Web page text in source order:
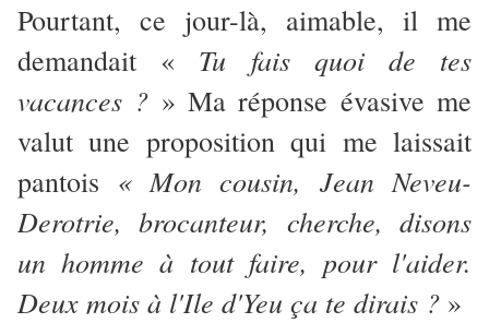
Pourtant, ce jour-là, aimable, il me
demandait « Tu fais quoi de tes
vacances ? » Ma réponse évasive me
valut une proposition qui me laissait
pantois « Mon cousin, Jean Neveu-
Derotrie, brocanteur, cherche, disons
un homme à tout faire, pour l'aider.
Deux mois à l'Ile d'Yeu ça te dirais ? »